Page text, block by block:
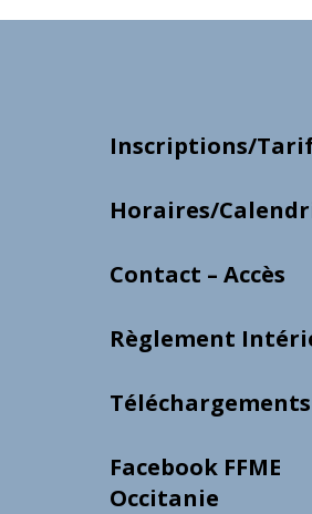
Inscriptions/
Horaires/
Contact – Accès
Règlement
Téléchargements
Facebook FFME
Occitanie